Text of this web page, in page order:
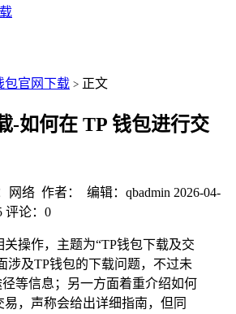
包官网下载 > 正文
-如何在 TP 钱包进行交
网络 作者： 编辑：qbadmin 2026-04-
评论：0
关操作，主题为“TP钱包下载及交
涉及TP钱包的下载问题，不过未
等信息；另一方面着重介绍如何
易，声称会给出详细指南，但同